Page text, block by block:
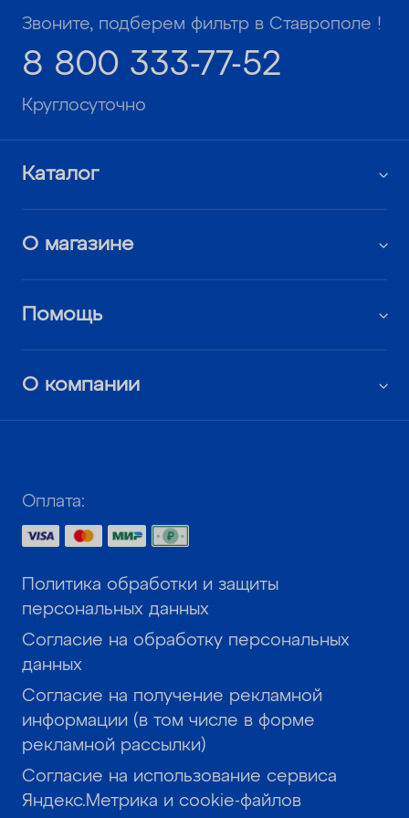
Звоните, подберем фильтр в Ставрополе !
8 800 333-77-52
Круглосуточно
Каталог
О магазине
Помощь
О компании
Оплата:
Политика обработки и защиты
персональных данных
Согласие на обработку персональных
данных
Согласие на получение рекламной
информации (в том числе в форме
рекламной рассылки)
Согласие на использование сервиса
Яндекс.Метрика и cookie-файлов